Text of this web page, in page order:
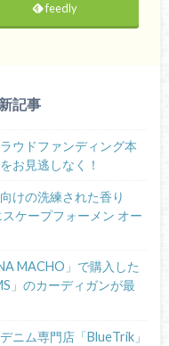
feedly
記事
ウドファンディング本
お見逃しなく！
けの洗練された香り
スケープフォーメン オー
MACHO」で購入した
」のカーディガンが最
ニム専門店「BlueTrik」